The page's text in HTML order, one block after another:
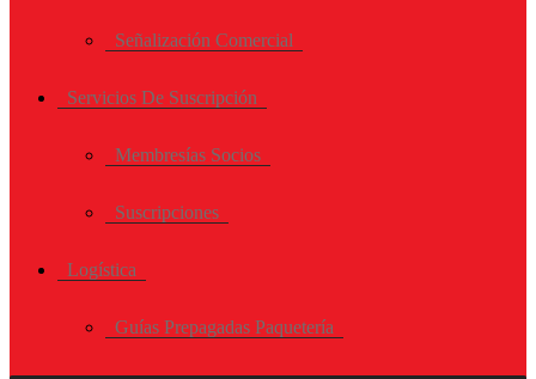
Señalización Comercial
Servicios De Suscripción
Membresías Socios
Suscripciones
Logística
Guías Prepagadas Paquetería